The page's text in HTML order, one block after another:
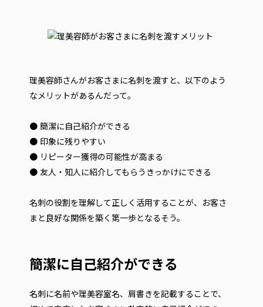
理美容師さんがお客さまに名刺を渡すと、以下のよう
なメリットがあるんだって。
● 簡潔に自己紹介ができる
● 印象に残りやすい
● リピーター獲得の可能性が高まる
● 友人・知人に紹介してもらうきっかけにできる
名刺の役割を理解して正しく活用することが、お客さ
まと良好な関係を築く第一歩となるそう。
簡潔に自己紹介ができる
名刺に名前や理美容室名、肩書きを記載することで、